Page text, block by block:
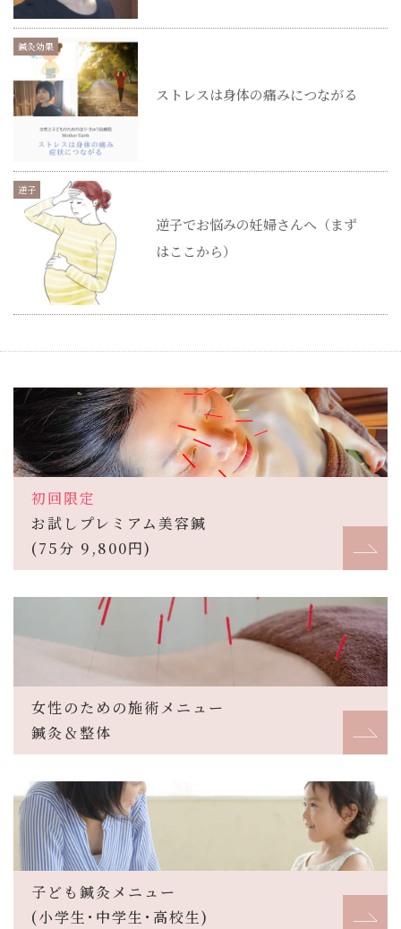
鍼灸効果
ストレスは身体の痛みにつながる
逆子
逆子でお悩みの妊婦さんへ（まず
はここから）
初回限定
お試しプレミアム美容鍼
(75分 9,800円)
女性のための施術メニュー
鍼灸＆整体
子ども鍼灸メニュー
(小学生･中学生･高校生)